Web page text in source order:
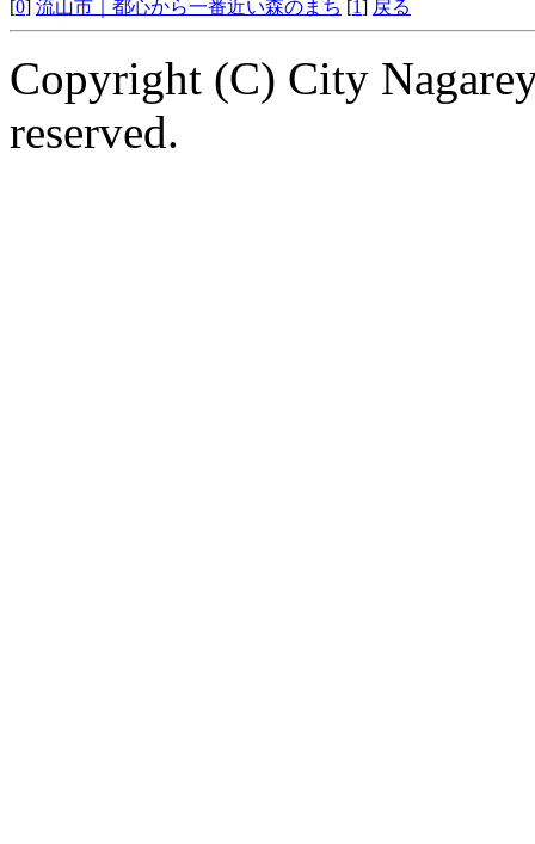
[0] 流山市｜都心から一番近い森のまち [1 ] 戻る
Copyright (C) City
reserved.